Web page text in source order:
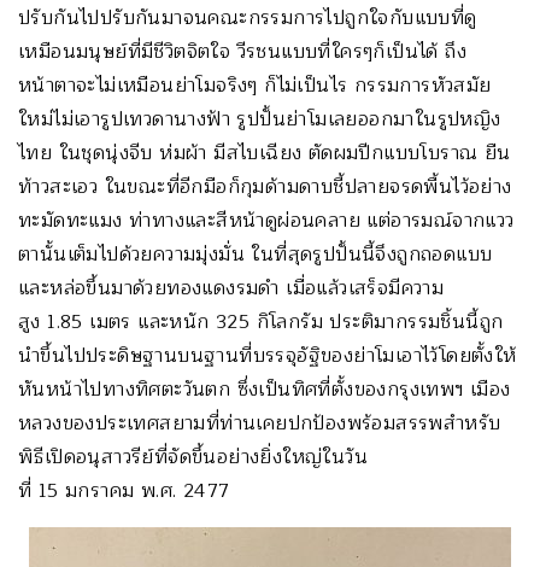
ปรับกันไปปรับกันมาจนคณะกรรมการไปถูกใจกับแบบที่ดู
เหมือนมนุษย์ที่มีชีวิตจิตใจ วีรชนแบบที่ใครๆก็เป็นได้ ถึง
หน้าตาจะไม่เหมือนย่าโมจริงๆ ก็ไม่เป็นไร กรรมการหัวสมัย
ใหม่ไม่เอารูปเทวดานางฟ้า รูปปั้นย่าโมเลยออกมาในรูปหญิง
ไทย ในชุดนุ่งจีบ ห่มผ้า มีสไบเฉียง ตัดผมปีกแบบโบราณ ยืน
ท้าวสะเอว ในขณะที่อีกมือก็กุมด้ามดาบชี้ปลายจรดพื้นไว้อย่าง
ทะมัดทะแมง ท่าทางและสีหน้าดูผ่อนคลาย แต่อารมณ์จากแวว
ตานั้นเต็มไปด้วยความมุ่งมั่น ในที่สุดรูปปั้นนี้จึงถูกถอดแบบ
และหล่อขึ้นมาด้วยทองแดงรมดำ เมื่อแล้วเสร็จมีความ
สูง 1.85 เมตร และหนัก 325 กิโลกรัม ประติมากรรมชิ้นนี้ถูก
นำขึ้นไปประดิษฐานบนฐานที่บรรจุอัฐิของย่าโมเอาไว้โดยตั้งให้
หันหน้าไปทางทิศตะวันตก ซึ่งเป็นทิศที่ตั้งของกรุงเทพฯ เมือง
หลวงของประเทศสยามที่ท่านเคยปกป้องพร้อมสรรพสำหรับ
พิธีเปิดอนุสาวรีย์ที่จัดขึ้นอย่างยิ่งใหญ่ในวัน
ที่ 15 มกราคม พ.ศ. 2477